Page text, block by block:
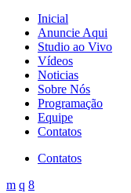
Inicial
Anuncie Aqui
Studio ao Vivo
Vídeos
Noticias
Sobre Nós
Programação
Equipe
Contatos
Contatos